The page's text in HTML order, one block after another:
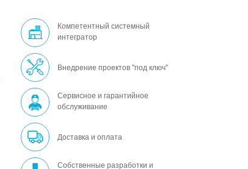
Компетентный системный
интегратор
Внедрение проектов "под ключ"
Сервисное и гарантийное
обслуживание
Доставка и оплата
Собственные разработки и